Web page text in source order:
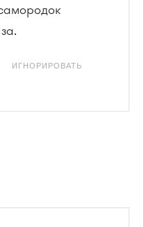
ИГНОРИРОВАТЬ